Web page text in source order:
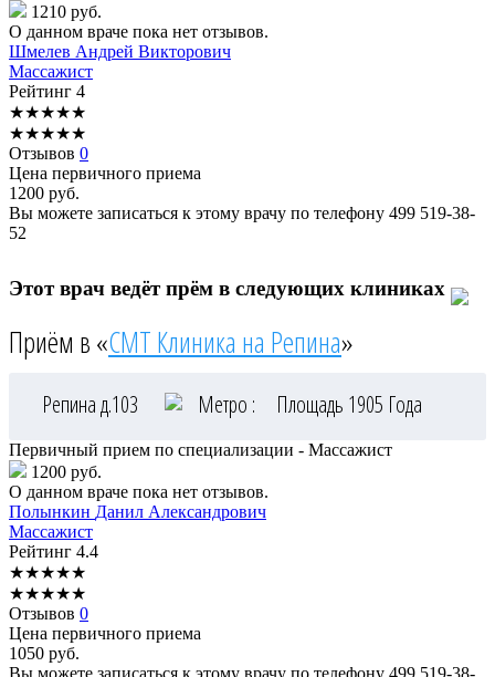
1210 руб.
О данном враче пока нет отзывов.
Шмелев Андрей Викторович
Массажист
Рейтинг 4
★★★★★
★★★★★
Отзывов 0
Цена первичного приема
1200 руб.
Вы можете записаться к этому врачу по телефону 499 519-38-
52
Этот врач ведёт прём в следующих клиниках
Приём в «СМТ Клиника на Репина»
Репина д.103 Метро : Площадь 1905 Года
Первичный прием по специализации - Массажист
1200 руб.
О данном враче пока нет отзывов.
Полынкин Данил Александрович
Массажист
Рейтинг 4.4
★★★★★
★★★★★
Отзывов 0
Цена первичного приема
1050 руб.
Вы можете записаться к этому врачу по телефону 499 519-38-